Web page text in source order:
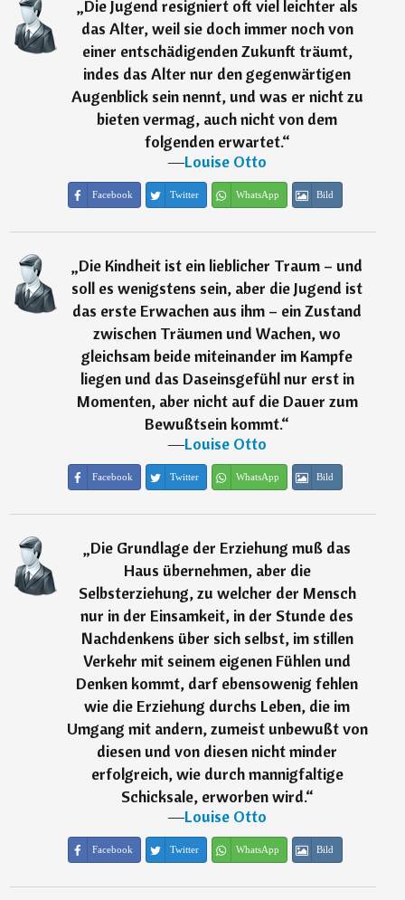
„Die Jugend resigniert oft viel leichter als
das Alter, weil sie doch immer noch von
einer entschädigenden Zukunft träumt,
indes das Alter nur den gegenwärtigen
Augenblick sein nennt, und was er nicht zu
bieten vermag, auch nicht von dem
folgenden erwartet.“
―Louise Otto
Facebook Twitter WhatsApp Bild
„Die Kindheit ist ein lieblicher Traum – und
soll es wenigstens sein, aber die Jugend ist
das erste Erwachen aus ihm – ein Zustand
zwischen Träumen und Wachen, wo
gleichsam beide miteinander im Kampfe
liegen und das Daseinsgefühl nur erst in
Momenten, aber nicht auf die Dauer zum
Bewußtsein kommt.“
―Louise Otto
Facebook Twitter WhatsApp Bild
„Die Grundlage der Erziehung muß das
Haus übernehmen, aber die
Selbsterziehung, zu welcher der Mensch
nur in der Einsamkeit, in der Stunde des
Nachdenkens über sich selbst, im stillen
Verkehr mit seinem eigenen Fühlen und
Denken kommt, darf ebensowenig fehlen
wie die Erziehung durchs Leben, die im
Umgang mit andern, zumeist unbewußt von
diesen und von diesen nicht minder
erfolgreich, wie durch mannigfaltige
Schicksale, erworben wird.“
―Louise Otto
Facebook Twitter WhatsApp Bild